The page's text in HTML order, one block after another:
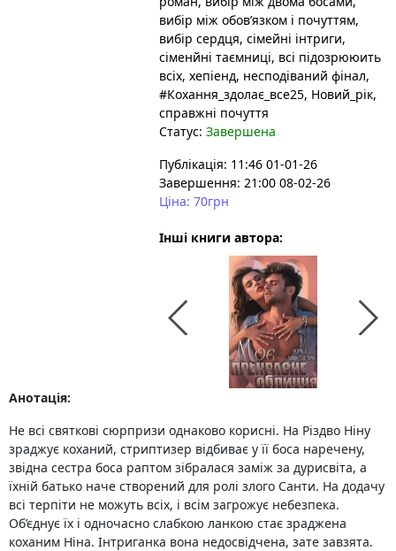
вибір між обов’язком і почуттям,
вибір сердця, сімейні інтриги,
сіменйні таємниці, всі підозрююить
всіх, хепіенд, несподіваний фінал,
#Кохання_здолає_все25, Новий_рік,
справжні почуття
Статус: Завершена
Публікація: 11:46 01-01-26
Завершення: 21:00 08-02-26
Ціна: 70грн
Інші книги автора:
Анотація:
Не всі святкові сюрпризи однаково корисні. На Різдво Ніну
зраджує коханий, стриптизер відбиває у її боса наречену,
звідна сестра боса раптом зібралася заміж за дурисвіта, а
їхній батько наче створений для ролі злого Санти. На додачу
всі терпіти не можуть всіх, і всім загрожує небезпека.
Об’єднує їх і одночасно слабкою ланкою стає зраджена
коханим Ніна. Інтриганка вона недосвідчена, зате завзята.